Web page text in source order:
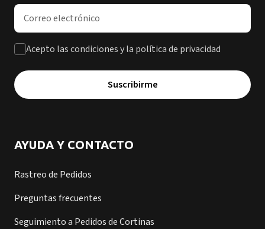
Dirección de correo electrónico
Acepto las condiciones y la política de privacidad
Suscribirme
AYUDA Y CONTACTO
Rastreo de Pedidos
Preguntas frecuentes
Seguimiento a Pedidos de Cortinas